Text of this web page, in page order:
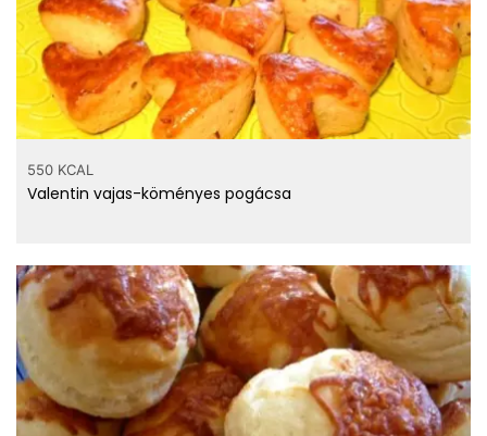
550 KCAL
Valentin vajas-köményes pogácsa